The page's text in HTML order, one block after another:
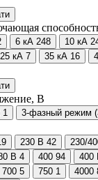
6 кА 248 10 кА
25 кА 7 35 кА 16
В
1 3-фазный режим
230 В 42 230/
В 4 400 94 400
700 5 750 1 4000